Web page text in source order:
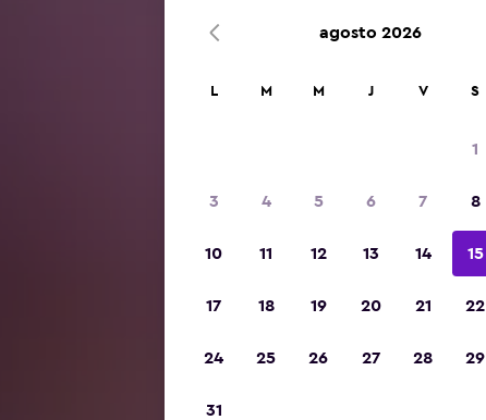
agosto 2026
L M M J V S
1
3 4 5 6 7 8
10 11 12 13 14 15
17 18 19 20 21 22
24 25 26 27 28 29
31